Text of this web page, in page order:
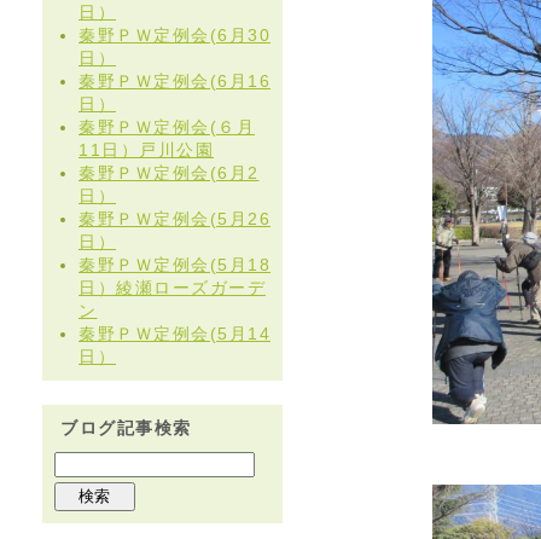
日）
秦野ＰＷ定例会(6月30
日）
秦野ＰＷ定例会(6月16
日）
秦野ＰＷ定例会(６月
11日）戸川公園
秦野ＰＷ定例会(6月2
日）
秦野ＰＷ定例会(5月26
日）
秦野ＰＷ定例会(5月18
日）綾瀬ローズガーデ
ン
秦野ＰＷ定例会(5月14
日）
ブログ記事検索